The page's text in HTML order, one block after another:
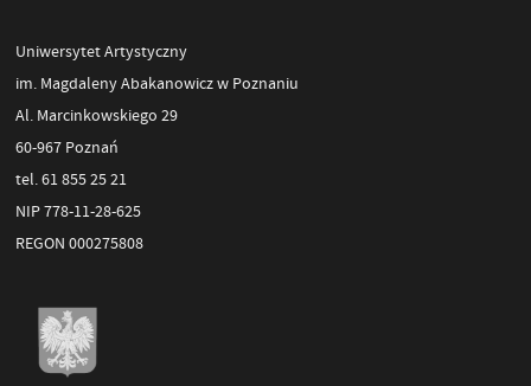
Uniwersytet Artystyczny
im. Magdaleny Abakanowicz w Poznaniu
Al. Marcinkowskiego 29
60-967 Poznań
tel. 61 855 25 21
NIP 778-11-28-625
REGON 000275808